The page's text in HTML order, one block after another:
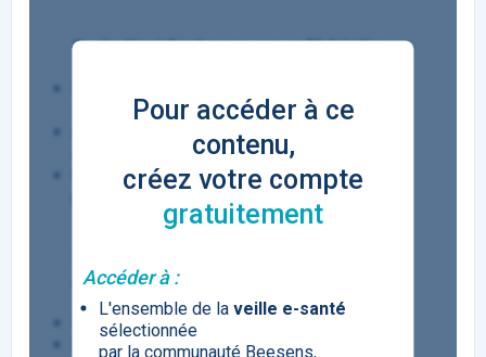
1 - In tincidunt nunc ac velit tristique
suscipit vestibulum
Aenean eleifend sodales ipsum vitae
Quisque est leo tempus vel purus eu,
consectetur
In tincidunt nunc ac velit tristique
Donec accumsan elit ac ornare eleifend
Pour accéder à ce
contenu,
créez votre compte
gratuitement
Accéder à :
L'ensemble de laveille e-santé
sélectionnée
par la communauté Beesens,